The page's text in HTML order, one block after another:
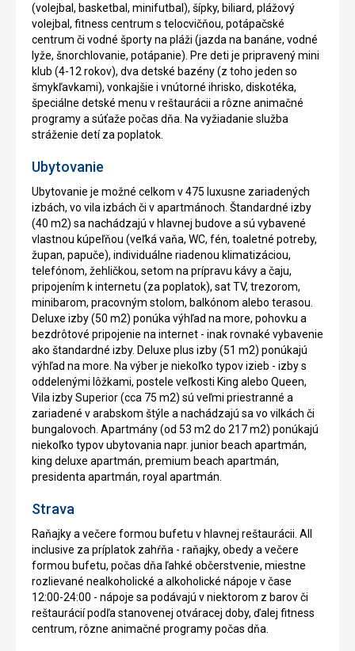
(volejbal, basketbal, minifutbal), šípky, biliard, plážový
volejbal, fitness centrum s telocvičňou, potápačské
centrum či vodné športy na pláži (jazda na banáne, vodné
lyže, šnorchlovanie, potápanie). Pre deti je pripravený mini
klub (4-12 rokov), dva detské bazény (z toho jeden so
šmykľavkami), vonkajšie i vnútorné ihrisko, diskotéka,
špeciálne detské menu v reštaurácii a rôzne animačné
programy a súťaže počas dňa. Na vyžiadanie služba
stráženie detí za poplatok.
Ubytovanie
Ubytovanie je možné celkom v 475 luxusne zariadených
izbách, vo vila izbách či v apartmánoch. Štandardné izby
(40 m2) sa nachádzajú v hlavnej budove a sú vybavené
vlastnou kúpeľňou (veľká vaňa, WC, fén, toaletné potreby,
župan, papuče), individuálne riadenou klimatizáciou,
telefónom, žehličkou, setom na prípravu kávy a čaju,
pripojením k internetu (za poplatok), sat TV, trezorom,
minibarom, pracovným stolom, balkónom alebo terasou.
Deluxe izby (50 m2) ponúka výhľad na more, pohovku a
bezdrôtové pripojenie na internet - inak rovnaké vybavenie
ako štandardné izby. Deluxe plus izby (51 m2) ponúkajú
výhľad na more. Na výber je niekoľko typov izieb - izby s
oddelenými lôžkami, postele veľkosti King alebo Queen,
Vila izby Superior (cca 75 m2) sú veľmi priestranné a
zariadené v arabskom štýle a nachádzajú sa vo vilkách či
bungalovoch. Apartmány (od 53 m2 do 217 m2) ponúkajú
niekoľko typov ubytovania napr. junior beach apartmán,
king deluxe apartmán, premium beach apartmán,
presidenta apartmán, royal apartmán.
Strava
Raňajky a večere formou bufetu v hlavnej reštaurácii. All
inclusive za príplatok zahŕňa - raňajky, obedy a večere
formou bufetu, počas dňa ľahké občerstvenie, miestne
rozlievané nealkoholické a alkoholické nápoje v čase
12:00-24:00 - nápoje sa podávajú v niektorom z barov či
reštaurácií podľa stanovenej otváracej doby, ďalej fitness
centrum, rôzne animačné programy počas dňa.